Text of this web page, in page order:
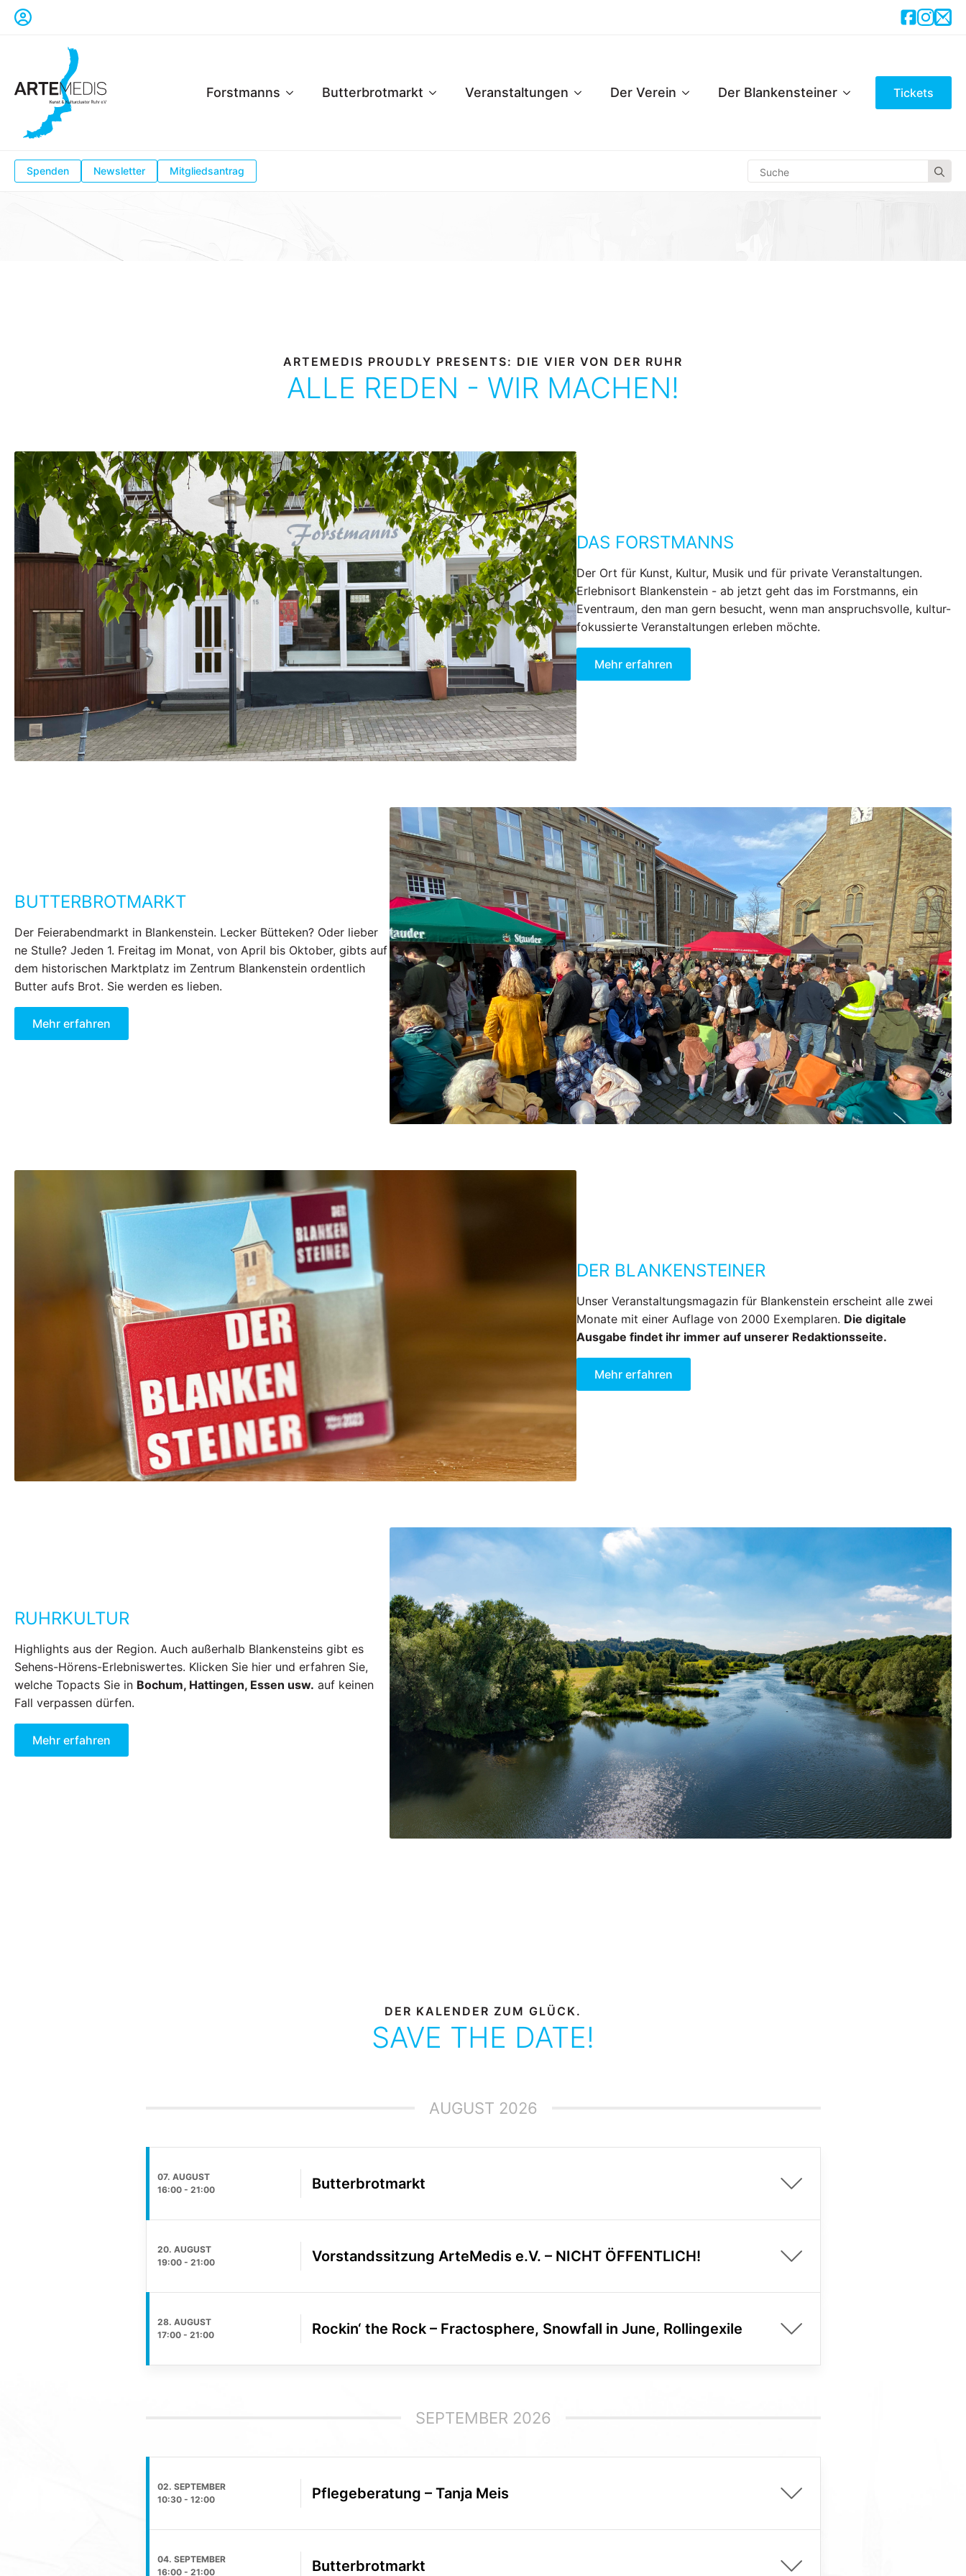
Forstmanns Butterbrotmarkt Veranstaltungen Der Verein Der Blankensteiner Tickets
Spenden Newsletter Mitgliedsantrag
ARTEMEDIS PROUDLY PRESENTS: DIE VIER VON DER RUHR
ALLE REDEN - WIR MACHEN!
DAS FORSTMANNS
Der Ort für Kunst, Kultur, Musik und für private Veranstaltungen.
Erlebnisort Blankenstein - ab jetzt geht das im Forstmanns, ein
Eventraum, den man gern besucht, wenn man anspruchsvolle, kultur-
fokussierte Veranstaltungen erleben möchte.
Mehr erfahren
BUTTERBROTMARKT
Der Feierabendmarkt in Blankenstein. Lecker Bütteken? Oder lieber
ne Stulle? Jeden 1. Freitag im Monat, von April bis Oktober, gibts auf
dem historischen Marktplatz im Zentrum Blankenstein ordentlich
Butter aufs Brot. Sie werden es lieben.
Mehr erfahren
DER BLANKENSTEINER
Unser Veranstaltungsmagazin für Blankenstein erscheint alle zwei
Monate mit einer Auflage von 2000 Exemplaren. Die digitale
Ausgabe findet ihr immer auf unserer Redaktionsseite.
Mehr erfahren
RUHRKULTUR
Highlights aus der Region. Auch außerhalb Blankensteins gibt es
Sehens-Hörens-Erlebniswertes. Klicken Sie hier und erfahren Sie,
welche Topacts Sie in Bochum, Hattingen, Essen usw. auf keinen
Fall verpassen dürfen.
Mehr erfahren
DER KALENDER ZUM GLÜCK.
SAVE THE DATE!
AUGUST 2026
07. AUGUST
16:00- 21:00 Butterbrotmarkt
20. AUGUST
19:00- 21:00 Vorstandssitzung ArteMedis e.V. – NICHT ÖFFENTLICH!
28. AUGUST
17:00- 21:00 Rockin‘ the Rock – Fractosphere, Snowfall in June, Rollingexile
SEPTEMBER 2026
02. SEPTEMBER
10:30- 12:00 Pflegeberatung – Tanja Meis
04. SEPTEMBER
16:00- 21:00 Butterbrotmarkt